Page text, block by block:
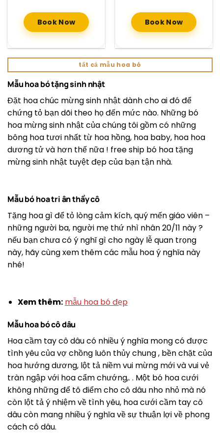
Book Now Book Now
tất cả mẫu hoa bó
Mẫu hoa bó tặng sinh nhật
Đặt hoa chúc mừng sinh nhật dành cho ai đó để
chứng tỏ bạn dõi theo họ đến mức nào. Những bó
hoa mừng sinh nhật của chúng tôi gồm có những
bông hoa tươi nhất từ ​​hoa hồng, hoa baby, hoa hoa
dương tử và hơn thế nữa ! free ship bó hoa tặng
mừng sinh nhật tuyệt đẹp của bạn tận nhà.
Mẫu bó hoa tri ân thầy cô
Tặng hoa gì để tỏ lòng cảm kích, quý mến giáo viên –
những người ba, người mẹ thứ nhì nhân 20/11 này ?
nếu bạn chưa có ý nghĩ gì cho ngày lễ quan trọng
này, hãy cùng xem thêm các mẫu hoa ý nghĩa này
nhé!
Xem thêm: mẫu hoa bó đẹp
Mẫu hoa bó cô dâu
Hoa cầm tay cô dâu có nhiều ý nghĩa mong có được
tình yêu của vợ chồng luôn thủy chung , bền chặt của
hoa hướng dương, lột tả niềm vui mừng mới và vui vẻ
tràn ngập với hoa cẩm chướng,. . Một bó hoa cưới
không những để tô điểm cho cô dâu nho nhỏ mà nó
còn lột tả ý nhiệm về tình yêu, hoa cưới cầm tay cô
dâu còn mang nhiều ý nghĩa về sự thuận lợi về phong
cách cô dâu.